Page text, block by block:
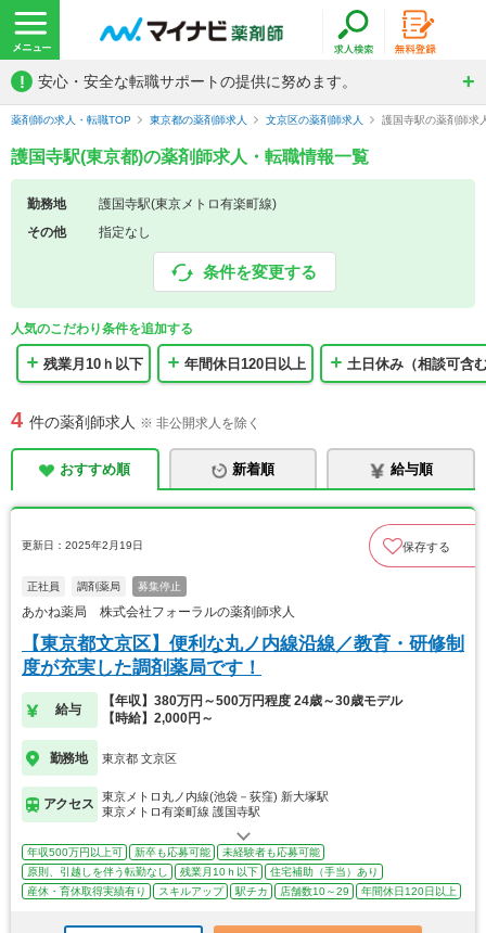
! 安心・安全な転職サポートの提供に努めます。
薬剤師の求人・転職TOP 東京都の薬剤師求人 文京区の薬剤師求人 護国寺駅の薬剤師求
護国寺駅(東京都)の薬剤師求人・転職情報一覧
勤務地
護国寺駅(東京メトロ有楽町線)
その他
指定なし
条件を変更する
人気のこだわり条件を追加する
残業月10ｈ以下 年間休日120日以上 土日休み（相談可含
4 件の薬剤師求人 ※ 非公開求人を除く
おすすめ順 新着順 給与順
更新日：2025年2月19日 保存する
正社員 調剤薬局 募集停止
あかね薬局 株式会社フォーラルの薬剤師求人
【東京都文京区】便利な丸ノ内線沿線／教育・研修制
度が充実した調剤薬局です！
給与
【年収】380万円～500万円程度 24歳～30歳モデル
【時給】2,000円～
勤務地 東京都 文京区
アクセス
東京メトロ丸ノ内線(池袋－荻窪) 新大塚駅
東京メトロ有楽町線 護国寺駅
年収500万円以上可 新卒も応募可能
未経験者も応募可能
原則、引越しを伴う転勤なし
残業月10ｈ以下
住宅補助（手当）あり
産休・育休取得実績有り
スキルアップ 駅チカ 店舗数10～29 年間休日120日以上